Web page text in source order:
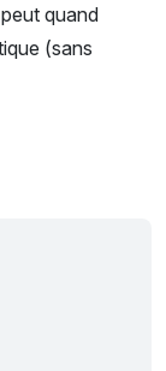
quand
(sans